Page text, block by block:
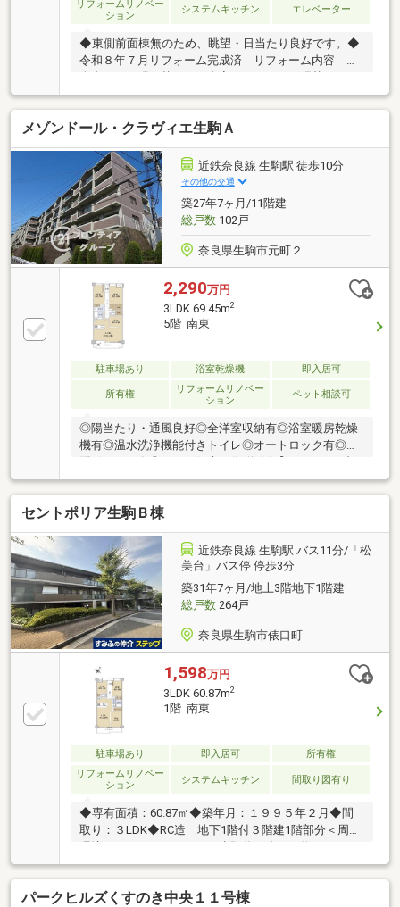
リフォームリノベー
ション
システムキッチン エレベーター
◆東側前面棟無のため、眺望・日当たり良好です。◆
令和８年７月リフォーム完成済 リフォーム内容 ・
キッチン：新規交換 ・浴室：新規交換 ・洗面化粧
台：新規交換 ・トイレ：新規交換 ・建具：新規交
換 ・食洗器 新規取付け ・ハウスクリーニング等
メゾンドール・クラヴィエ生駒Ａ
近鉄奈良線 生駒駅 徒歩10分
その他の交通
築27年7ヶ月/11階建
総戸数102戸
奈良県生駒市元町２
2,290万円
3LDK 69.45m2
5階 南東
駐車場あり 浴室乾燥機 即入居可
所有権
リフォームリノベー
ション
ペット相談可
◎陽当たり・通風良好◎全洋室収納有◎浴室暖房乾燥
機有◎温水洗浄機能付きトイレ◎オートロック有◎宅
容】(2026年7月)■システムキッチン・浴室・洗面化粧
台・トイレ交換■全室壁・天井クロス張替■全居室・廊
下フローリング張替■CF張替(トイレ・洗面)■建具交
換・配管更新
セントポリア生駒Ｂ棟
近鉄奈良線 生駒駅 バス11分/「松
美台」バス停 停歩3分
築31年7ヶ月/地上3階地下1階建
総戸数264戸
奈良県生駒市俵口町
1,598万円
3LDK 60.87m2
1階 南東
駐車場あり 即入居可
所有権
リフォームリノベー
ション
システムキッチン 間取り図有り
◆専有面積：60.87㎡◆築年月：１９９５年２月◆間
取り：３LDK◆RC造 地下1階付３階建1階部分＜周辺
徒歩7分・コープいこままで約830ｍ 徒歩11分・コー
ナン生駒店まで約790ｍ 徒歩10分・阪奈中央病院ま
で約600ｍ 徒歩8分・俵口北第３公園まで約150ｍ
パークヒルズくすのき中央１１号棟